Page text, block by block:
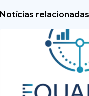
Notícias relacionadas